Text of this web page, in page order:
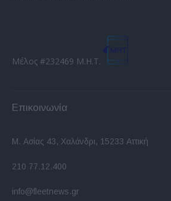
Μέλος #232469 Μ.Η.Τ.
Επικοινωνία
Μ. Ασίας 43, Χαλάνδρι, 15233 Αττική
210 77.12.400
info@fleetnews.gr